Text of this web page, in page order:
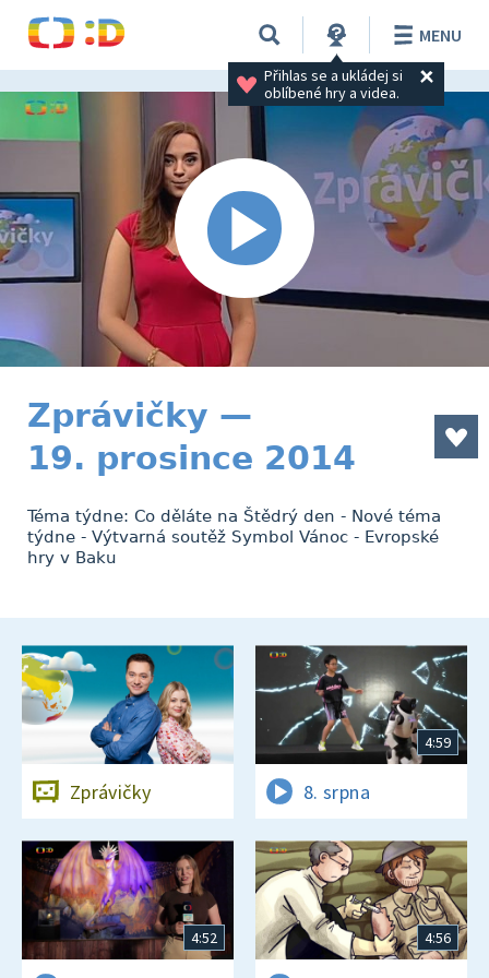
Přihlas se a ukládej si
oblíbené hry a videa.
MENU
Zprávičky —
19. prosince 2014
Téma týdne: Co děláte na Štědrý den - Nové téma
týdne - Výtvarná soutěž Symbol Vánoc - Evropské
hry v Baku
Zprávičky
4:59
8. srpna
4:52 4:56